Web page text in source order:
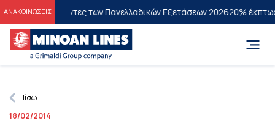
ΑΝΑΚΟΙΝΩΣΕΙΣ
στους Επιτυχόντες των Πανελλαδικών Εξετάσεων 202620%
Πίσω
18/02/2014